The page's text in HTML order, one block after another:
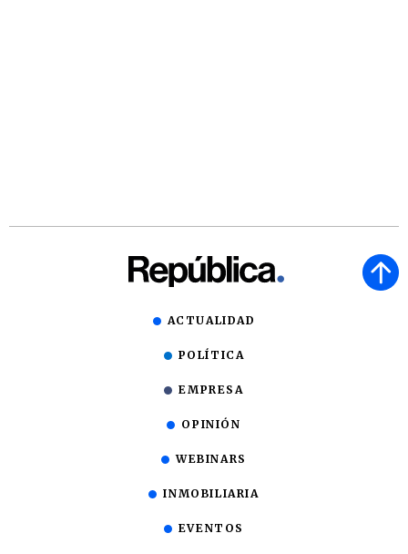
ACTUALIDAD
POLÍTICA
EMPRESA
OPINIÓN
WEBINARS
INMOBILIARIA
EVENTOS